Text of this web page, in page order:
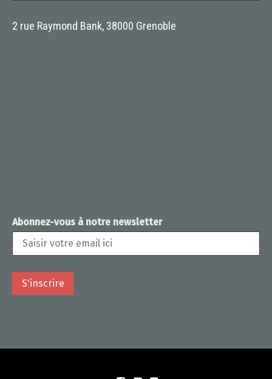
2 rue Raymond Bank, 38000 Grenoble
Abonnez-vous à notre newsletter